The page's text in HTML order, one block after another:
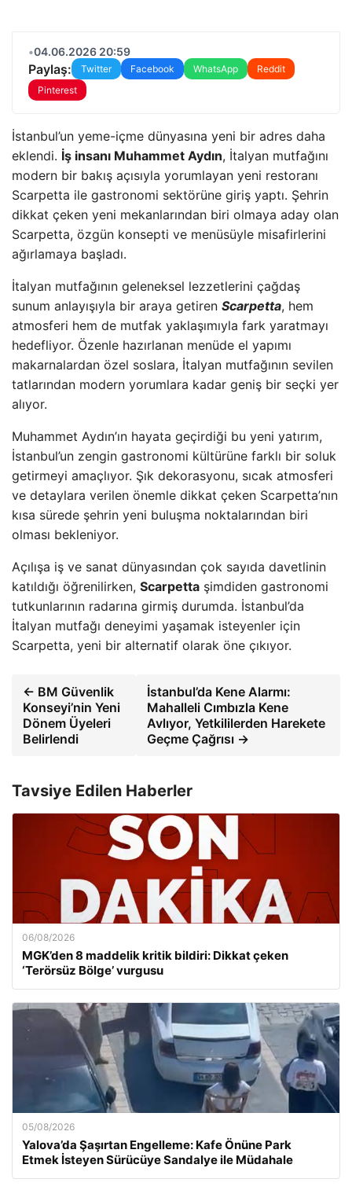
•04.06.2026 20:59
Paylaş: Twitter Facebook WhatsApp
Reddit
Pinterest
İstanbul’un yeme-içme dünyasına yeni bir adres daha
eklendi. İş insanı Muhammet Aydın, İtalyan mutfağını
modern bir bakış açısıyla yorumlayan yeni restoranı
Scarpetta ile gastronomi sektörüne giriş yaptı. Şehrin
dikkat çeken yeni mekanlarından biri olmaya aday olan
Scarpetta, özgün konsepti ve menüsüyle misafirlerini
ağırlamaya başladı.
İtalyan mutfağının geleneksel lezzetlerini çağdaş
sunum anlayışıyla bir araya getiren Scarpetta, hem
atmosferi hem de mutfak yaklaşımıyla fark yaratmayı
hedefliyor. Özenle hazırlanan menüde el yapımı
makarnalardan özel soslara, İtalyan mutfağının sevilen
tatlarından modern yorumlara kadar geniş bir seçki yer
alıyor.
Muhammet Aydın’ın hayata geçirdiği bu yeni yatırım,
İstanbul’un zengin gastronomi kültürüne farklı bir soluk
getirmeyi amaçlıyor. Şık dekorasyonu, sıcak atmosferi
ve detaylara verilen önemle dikkat çeken Scarpetta’nın
kısa sürede şehrin yeni buluşma noktalarından biri
olması bekleniyor.
Açılışa iş ve sanat dünyasından çok sayıda davetlinin
katıldığı öğrenilirken, Scarpetta şimdiden gastronomi
tutkunlarının radarına girmiş durumda. İstanbul’da
İtalyan mutfağı deneyimi yaşamak isteyenler için
Scarpetta, yeni bir alternatif olarak öne çıkıyor.
← BM Güvenlik
Konseyi’nin Yeni
Dönem Üyeleri
Belirlendi
İstanbul’da Kene Alarmı:
Mahalleli Cımbızla Kene
Avlıyor, Yetkililerden Harekete
Geçme Çağrısı →
Tavsiye Edilen Haberler
06/08/2026
MGK’den 8 maddelik kritik bildiri: Dikkat çeken
‘Terörsüz Bölge’ vurgusu
05/08/2026
Yalova’da Şaşırtan Engelleme: Kafe Önüne Park
Etmek İsteyen Sürücüye Sandalye ile Müdahale